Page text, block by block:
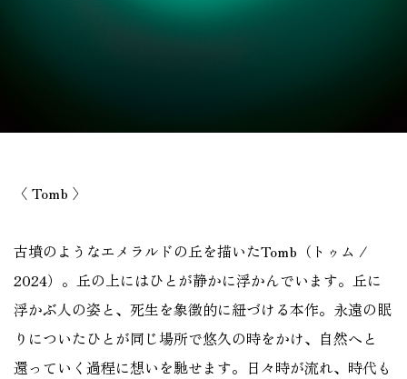
〈 Tomb 〉
古墳のようなエメラルドの丘を描いたTomb（トゥム /
2024）。丘の上にはひとが静かに浮かんでいます。丘に
浮かぶ人の姿と、死生を象徴的に紐づける本作。永遠の眠
りについたひとが同じ場所で悠久の時をかけ、自然へと
還っていく過程に想いを馳せます。日々時が流れ、時代も